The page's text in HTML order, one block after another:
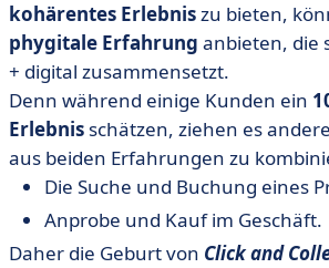
kohärentes Erlebniszu bieten,
phygitale Erfahrung anbieten, die
+ digital zusammensetzt.
Denn während einige Kunden ein
Erlebnis schätzen, ziehen es
aus beiden Erfahrungen zu
Die Suche und Buchung eines
Anprobe und Kauf im Geschäft.
Daher die Geburt von Click and